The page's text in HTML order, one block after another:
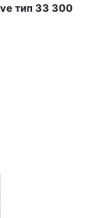
тип 33 300